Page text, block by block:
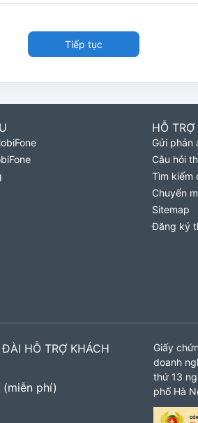
Tiếp tục
HỖ
Gửi phản
Câu hỏi
Tìm kiếm
Chuyển
Sitemap
Đăng ký
HỖ TRỢ KHÁCH
(miễn phí)
Giấy
doanh
thứ 13
phố Hà